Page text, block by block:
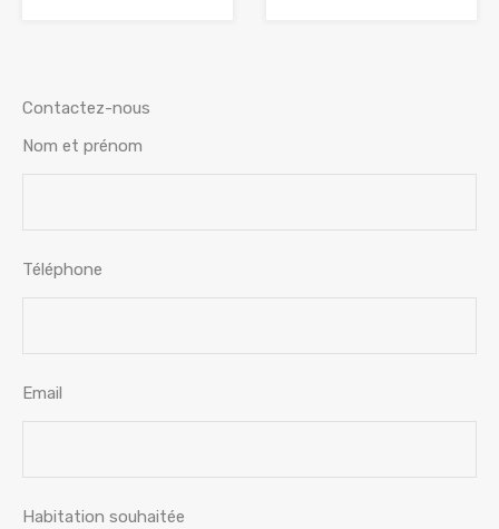
Contactez-nous
Nom et prénom
Téléphone
Email
Habitation souhaitée